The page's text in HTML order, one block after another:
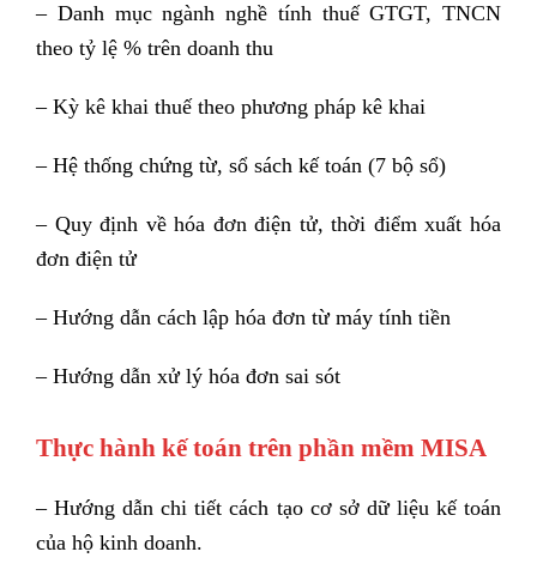
– Danh mục ngành nghề tính thuế GTGT, TNCN
theo tỷ lệ % trên doanh thu
– Kỳ kê khai thuế theo phương pháp kê khai
– Hệ thống chứng từ, sổ sách kế toán (7 bộ sổ)
– Quy định về hóa đơn điện tử, thời điểm xuất hóa
đơn điện tử
– Hướng dẫn cách lập hóa đơn từ máy tính tiền
– Hướng dẫn xử lý hóa đơn sai sót
Thực hành kế toán trên phần mềm MISA
– Hướng dẫn chi tiết cách tạo cơ sở dữ liệu kế toán
của hộ kinh doanh.